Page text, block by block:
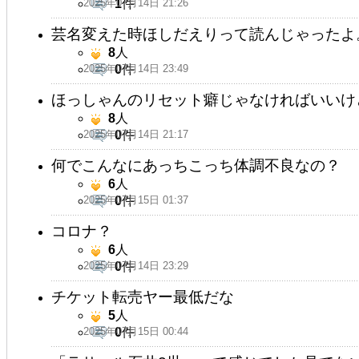
2025年07月14日 21:26
1件
芸名変えた時ほしだえりって読んじゃったよ
2025年07月14日 23:49
8人
0件
ほっしゃんのリセット癖じゃなければいいけ
2025年07月14日 21:17
8人
0件
何でこんなにあっちこっち体調不良なの？
2025年07月15日 01:37
6人
0件
コロナ？
2025年07月14日 23:29
6人
0件
チケット転売ヤー最低だな
2025年07月15日 00:44
5人
0件